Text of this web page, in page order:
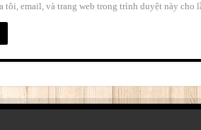
tôi, email, và trang web trong trình duyệt này cho